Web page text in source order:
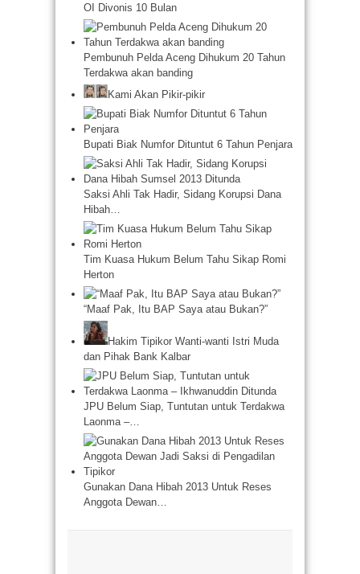
OI Divonis 10 Bulan
Pembunuh Pelda Aceng Dihukum 20 Tahun
Terdakwa akan banding
Kami Akan Pikir-pikir
Bupati Biak Numfor Dituntut 6 Tahun Penjara
Saksi Ahli Tak Hadir, Sidang Korupsi Dana
Hibah…
Tim Kuasa Hukum Belum Tahu Sikap Romi
Herton
“Maaf Pak, Itu BAP Saya atau Bukan?”
Hakim Tipikor Wanti-wanti Istri Muda
dan Pihak Bank Kalbar
JPU Belum Siap, Tuntutan untuk Terdakwa
Laonma –…
Gunakan Dana Hibah 2013 Untuk Reses
Anggota Dewan…